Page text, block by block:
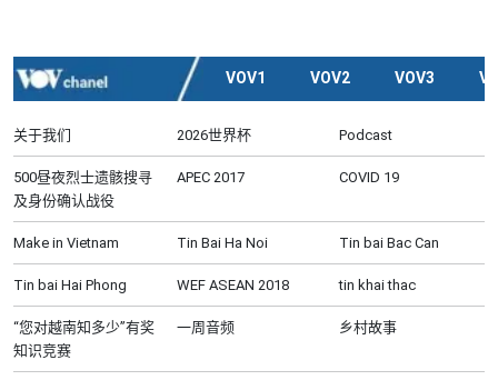
VOV1 VOV2 VOV3
关于我们 2026世界杯 Podcast
500昼夜烈士遗骸搜寻
及身份确认战役
APEC 2017 COVID 19
Make in Vietnam Tin Bai Ha Noi Tin bai Bac Can
Tin bai Hai Phong WEF ASEAN 2018 tin khai thac
“您对越南知多少”有奖
知识竞赛
一周音频 乡村故事